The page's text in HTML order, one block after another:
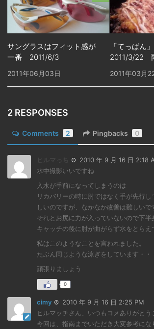
サングラスはフィット感が
一番 2011/6/3
2011年06月03日
「てっぱん
2011/3/22
2011年03月
2 RESPONSES
Comments 2 Pingbacks 0
2010 年 9 月 16 日 2:18
水中撮影いいですね
入水が手前になってしまうのは
リカバリーの時に肘ではなく手が先行し
しいのですが、なかなか改善は難しいで
それとお尻に力が入っていないので下半
キャッチの後に肘が曲がらず水をとらえ
私はこのようなことを言われました。
たぶん同じような泳ぎをしています・・
頑張りましょう
0
cimy
2010 年 9 月 16 日 2:25 PM
ヒルマッチさん、いつもコメありがとう
今回は、指南までいただき大変参考にな